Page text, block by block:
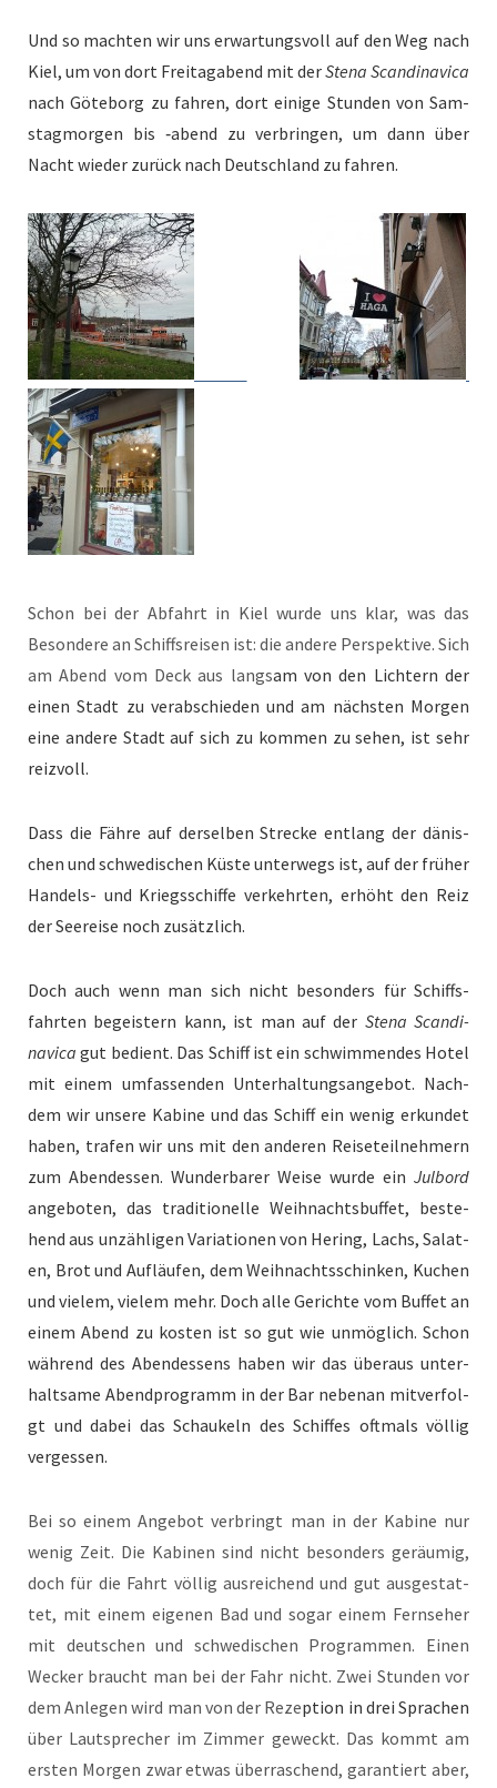
Und so macht­en wir uns erwartungsvoll auf den Weg nach
Kiel, um von dort Fre­itagabend mit derSte­na Scan­di­nav­i­ca
nach Göte­borg zu fahren, dort einige Stun­den von Sam­
stag­mor­gen bis ‑abend zu ver­brin­gen, um dann über
Nacht wieder zurück nach Deutsch­land zu fahren.
Schon bei der Abfahrt in Kiel wurde uns klar, was das
Beson­dere an Schiff­s­reisen ist: die andere Per­spek­tive. Sich
am Abend vom Deck aus langsam von den Lichtern der
einen Stadt zu ver­ab­schieden und am näch­sten Mor­gen
eine andere Stadt auf sich zu kom­men zu sehen, ist sehr
reizvoll.
Dass die Fähre auf der­sel­ben Strecke ent­lang der dänis­
chen und schwedis­chen Küste unter­wegs ist, auf der früher
Han­dels- und Kriegss­chiffe verkehrten, erhöht den Reiz
der Seereise noch zusätzlich.
Doch auch wenn man sich nicht beson­ders für Schiffs­
fahrten begeis­tern kann, ist man auf der Ste­na Scan­di­
nav­i­ca gut bedi­ent. Das Schiff ist ein schwim­mendes Hotel
mit einem umfassenden Unter­hal­tungsange­bot. Nach­
dem wir unsere Kabine und das Schiff ein wenig erkun­det
haben, trafen wir uns mit den anderen Reiseteil­nehmern
zum Aben­dessen. Wun­der­bar­er Weise wurde ein Jul­bord
ange­boten, das tra­di­tionelle Wei­h­nachts­buf­fet, beste­
hend aus unzäh­li­gen Vari­a­tio­nen von Her­ing, Lachs, Salat­
en, Brot und Aufläufen, dem Wei­h­nachtss­chinken, Kuchen
und vielem, vielem mehr. Doch alle Gerichte vom Buf­fet an
einem Abend zu kosten ist so gut wie unmöglich. Schon
während des Aben­dessens haben wir das über­aus unter­
halt­same Abend­pro­gramm in der Bar nebe­nan mitver­fol­
gt und dabei das Schaukeln des Schiffes oft­mals völ­lig
vergessen.
Bei so einem Ange­bot ver­bringt man in der Kabine nur
wenig Zeit. Die Kabi­nen sind nicht beson­ders geräu­mig,
doch für die Fahrt völ­lig aus­re­ichend und gut aus­ges­tat­
tet, mit einem eige­nen Bad und sog­ar einem Fernse­her
mit deutschen und schwedis­chen Pro­gram­men. Einen
Weck­er braucht man bei der Fahr nicht. Zwei Stun­den vor
dem Anle­gen wird man von der Rezeption in drei Sprachen
über Laut­sprech­er im Zim­mer geweckt. Das kommt am
ersten Mor­gen zwar etwas über­raschend, garantiert aber,